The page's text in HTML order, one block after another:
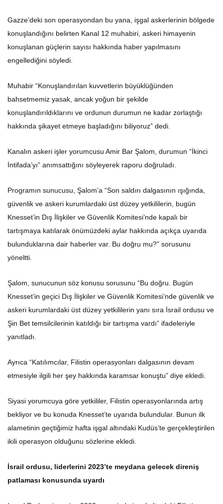
Gazze’deki son operasyondan bu yana, işgal askerlerinin bölgede
konuşlandığını belirten Kanal 12 muhabiri, askeri himayenin
konuşlanan güçlerin sayısı hakkında haber yapılmasını
engellediğini söyledi.
Muhabir “Konuşlandırılan kuvvetlerin büyüklüğünden
bahsetmemiz yasak, ancak yoğun bir şekilde
konuşlandırıldıklarını ve ordunun durumun ne kadar zorlaştığı
hakkında şikayet etmeye başladığını biliyoruz” dedi.
Kanalın askeri işler yorumcusu Amir Bar Şalom, durumun “İkinci
İntifada’yı” anımsattığını söyleyerek raporu doğruladı.
Programın sunucusu, Şalom’a “Son saldırı dalgasının ışığında,
güvenlik ve askeri kurumlardaki üst düzey yetkililerin, bugün
Knesset’in Dış İlişkiler ve Güvenlik Komitesi’nde kapalı bir
tartışmaya katılarak önümüzdeki aylar hakkında açıkça uyarıda
bulunduklarına dair haberler var. Bu doğru mu?” sorusunu
yöneltti.
Şalom, sunucunun söz konusu sorusunu “Bu doğru. Bugün
Knesset’in geçici Dış İlişkiler ve Güvenlik Komitesi’nde güvenlik ve
askeri kurumlardaki üst düzey yetkililerin yanı sıra İsrail ordusu ve
Şin Bet temsilcilerinin katıldığı bir tartışma vardı” ifadeleriyle
yanıtladı.
Ayrıca “Katılımcılar, Filistin operasyonları dalgasının devam
etmesiyle ilgili her şey hakkında karamsar konuştu” diye ekledi.
Siyasi yorumcuya göre yetkililer, Filistin operasyonlarında artış
bekliyor ve bu konuda Knesset’te uyarıda bulundular. Bunun ilk
alametinin geçtiğimiz hafta işgal altındaki Kudüs’te gerçekleştirilen
ikili operasyon olduğunu sözlerine ekledi.
İsrail ordusu, liderlerini 2023’te meydana gelecek direniş
patlaması konusunda uyardı